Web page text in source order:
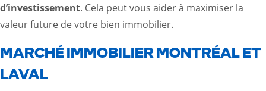
d’investissement. Cela peut vous aider à maximiser la
valeur future de votre bien immobilier.
MARCHÉ IMMOBILIER MONTRÉAL ET
LAVAL